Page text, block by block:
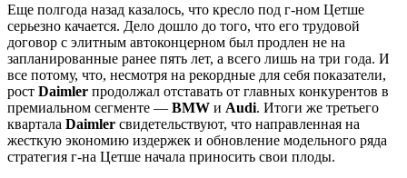
Еще полгода назад казалось, что кресло под г-ном Цетше
серьезно качается. Дело дошло до того, что его трудовой
договор с элитным автоконцерном был продлен не на
запланированные ранее пять лет, а всего лишь на три года. И
все потому, что, несмотря на рекордные для себя показатели,
рост Daimler продолжал отставать от главных конкурентов в
премиальном сегменте ― BMW и Audi. Итоги же третьего
квартала Daimler свидетельствуют, что направленная на
жесткую экономию издержек и обновление модельного ряда
стратегия г-на Цетше начала приносить свои плоды.